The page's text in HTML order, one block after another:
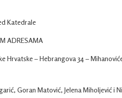
Katedrale
ADRESAMA
Hrvatske – Hebrangova 34 –
Goran Matović, Jelena Miholjević i